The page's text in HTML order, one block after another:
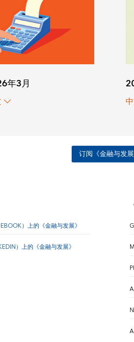
年3月
订阅《金融与发展
）上的《金融与发展》
）上的《金融与发展》